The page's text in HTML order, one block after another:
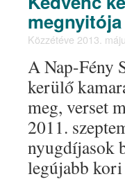
megnyitója
Közzétéve 2013.
A Nap-Fény
kerülő
meg, verset
2011.
nyugdíjasok
legújabb